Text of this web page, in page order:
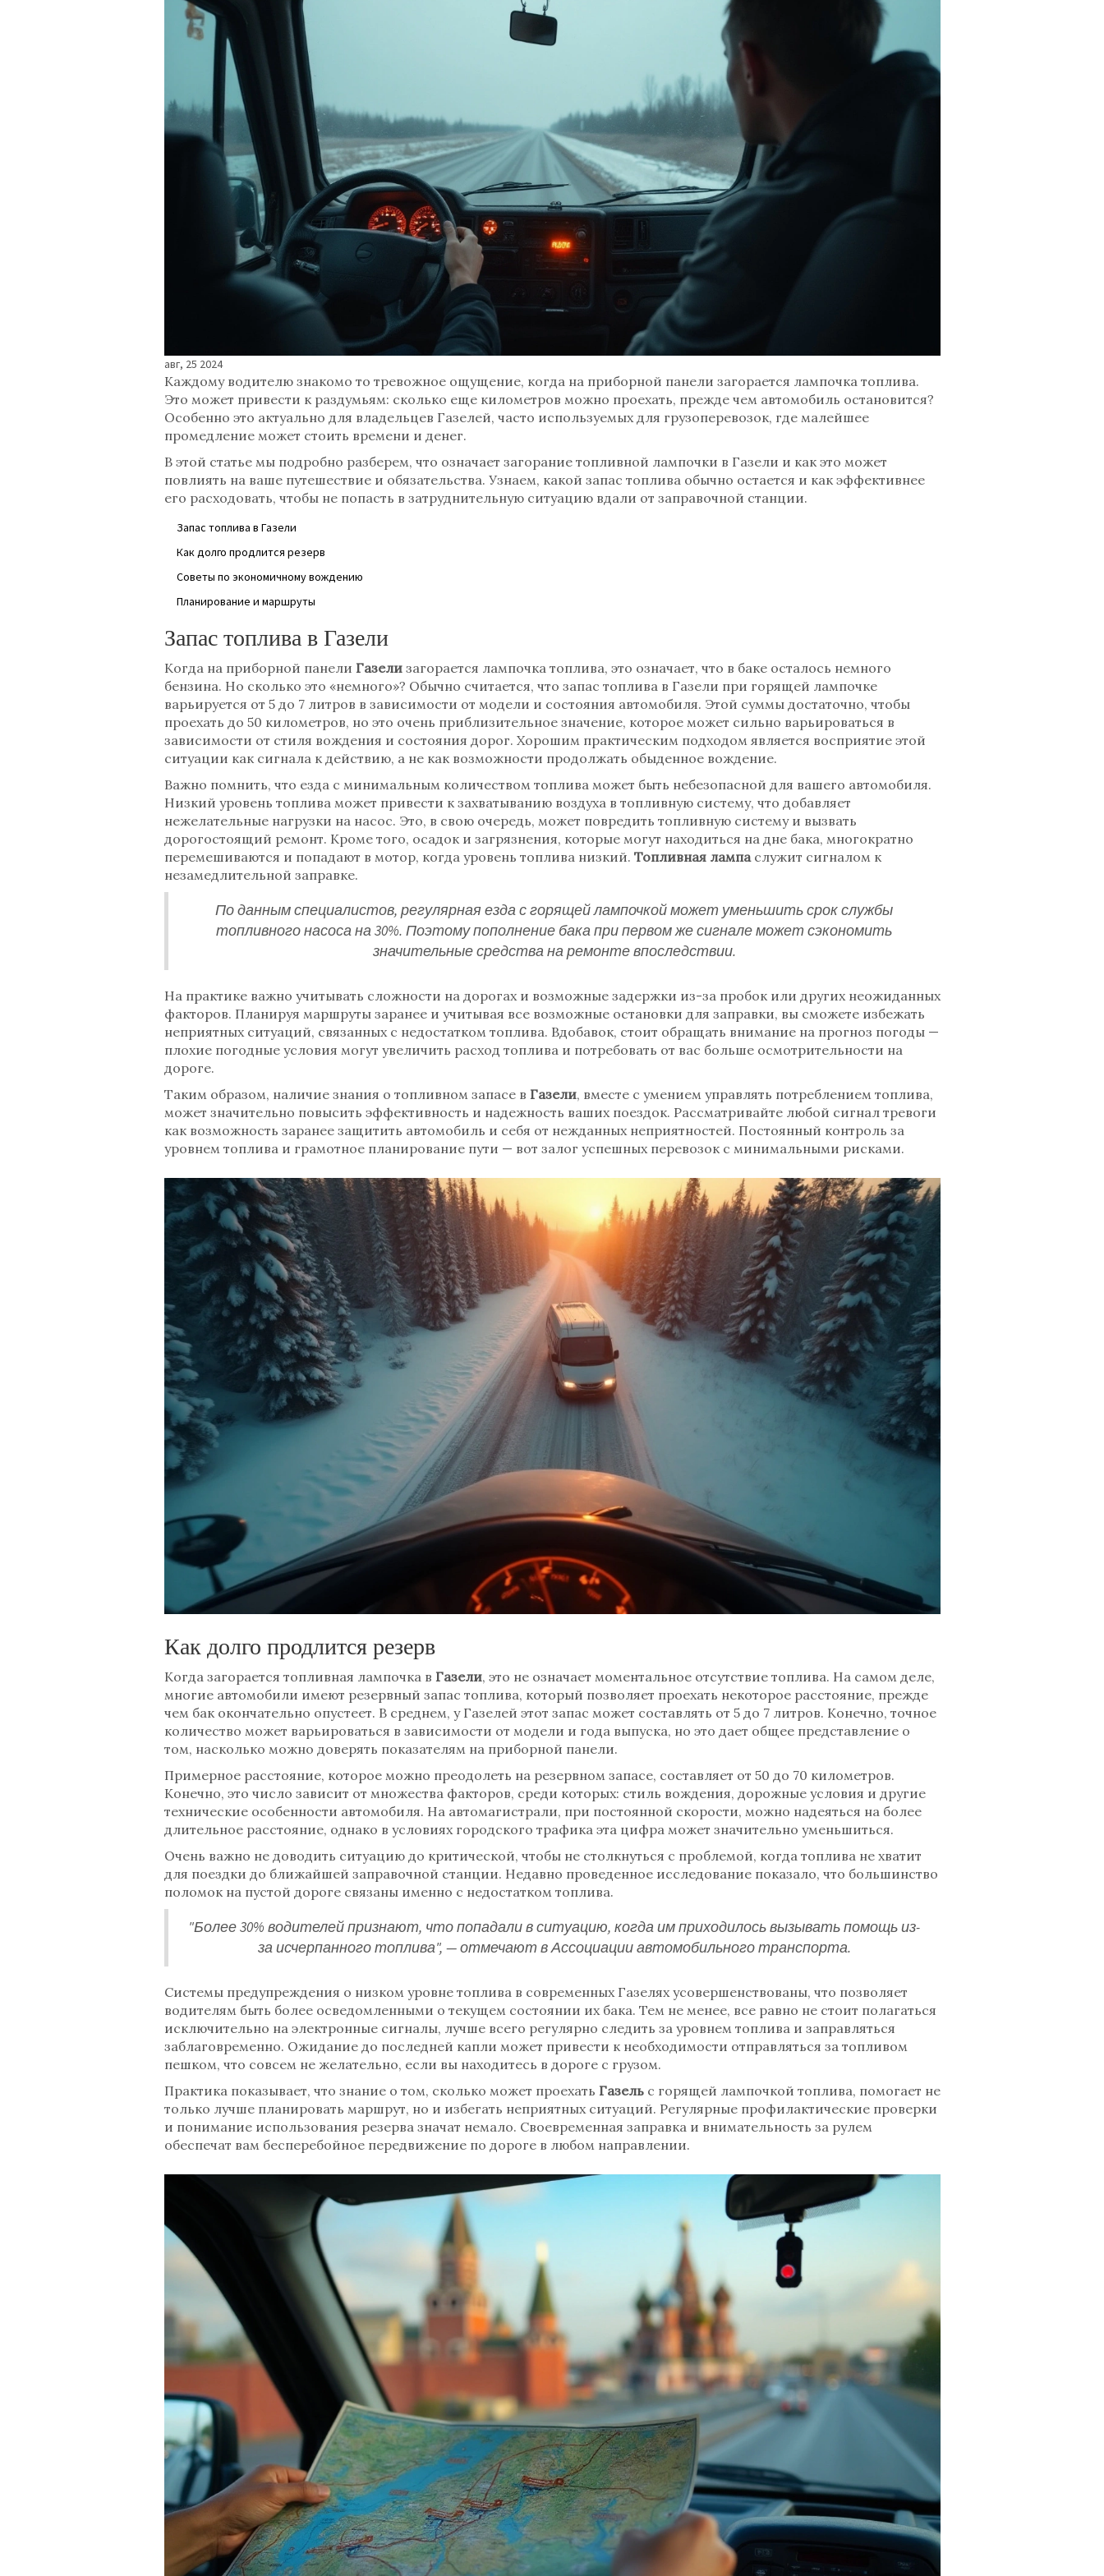
авг, 25 2024
Каждому водителю знакомо то тревожное ощущение, когда на приборной панели загорается лампочка топлива.
Это может привести к раздумьям: сколько еще километров можно проехать, прежде чем автомобиль остановится?
Особенно это актуально для владельцев Газелей, часто используемых для грузоперевозок, где малейшее
промедление может стоить времени и денег.
В этой статье мы подробно разберем, что означает загорание топливной лампочки в Газели и как это может
повлиять на ваше путешествие и обязательства. Узнаем, какой запас топлива обычно остается и как эффективнее
его расходовать, чтобы не попасть в затруднительную ситуацию вдали от заправочной станции.
Запас топлива в Газели
Как долго продлится резерв
Советы по экономичному вождению
Планирование и маршруты
Запас топлива в Газели
Когда на приборной панели Газелизагорается лампочка топлива, это означает, что в баке осталось немного
бензина. Но сколько это «немного»? Обычно считается, что запас топлива в Газели при горящей лампочке
варьируется от 5 до 7 литров в зависимости от модели и состояния автомобиля. Этой суммы достаточно, чтобы
проехать до 50 километров, но это очень приблизительное значение, которое может сильно варьироваться в
зависимости от стиля вождения и состояния дорог. Хорошим практическим подходом является восприятие этой
ситуации как сигнала к действию, а не как возможности продолжать обыденное вождение.
Важно помнить, что езда с минимальным количеством топлива может быть небезопасной для вашего автомобиля.
Низкий уровень топлива может привести к захватыванию воздуха в топливную систему, что добавляет
нежелательные нагрузки на насос. Это, в свою очередь, может повредить топливную систему и вызвать
дорогостоящий ремонт. Кроме того, осадок и загрязнения, которые могут находиться на дне бака, многократно
перемешиваются и попадают в мотор, когда уровень топлива низкий. Топливная лампаслужит сигналом к
незамедлительной заправке.
По данным специалистов, регулярная езда с горящей лампочкой может уменьшить срок службы
топливного насоса на 30%. Поэтому пополнение бака при первом же сигнале может сэкономить
значительные средства на ремонте впоследствии.
На практике важно учитывать сложности на дорогах и возможные задержки из-за пробок или других неожиданных
факторов. Планируя маршруты заранее и учитывая все возможные остановки для заправки, вы сможете избежать
неприятных ситуаций, связанных с недостатком топлива. Вдобавок, стоит обращать внимание на прогноз погоды —
плохие погодные условия могут увеличить расход топлива и потребовать от вас больше осмотрительности на
дороге.
Таким образом, наличие знания о топливном запасе в Газели, вместе с умением управлять потреблением топлива,
может значительно повысить эффективность и надежность ваших поездок. Рассматривайте любой сигнал тревоги
как возможность заранее защитить автомобиль и себя от нежданных неприятностей. Постоянный контроль за
уровнем топлива и грамотное планирование пути — вот залог успешных перевозок с минимальными рисками.
Как долго продлится резерв
Когда загорается топливная лампочка в Газели, это не означает моментальное отсутствие топлива. На самом деле,
многие автомобили имеют резервный запас топлива, который позволяет проехать некоторое расстояние, прежде
чем бак окончательно опустеет. В среднем, у Газелей этот запас может составлять от 5 до 7 литров. Конечно, точное
количество может варьироваться в зависимости от модели и года выпуска, но это дает общее представление о
том, насколько можно доверять показателям на приборной панели.
Примерное расстояние, которое можно преодолеть на резервном запасе, составляет от 50 до 70 километров.
Конечно, это число зависит от множества факторов, среди которых: стиль вождения, дорожные условия и другие
технические особенности автомобиля. На автомагистрали, при постоянной скорости, можно надеяться на более
длительное расстояние, однако в условиях городского трафика эта цифра может значительно уменьшиться.
Очень важно не доводить ситуацию до критической, чтобы не столкнуться с проблемой, когда топлива не хватит
для поездки до ближайшей заправочной станции. Недавно проведенное исследование показало, что большинство
поломок на пустой дороге связаны именно с недостатком топлива.
"Более 30% водителей признают, что попадали в ситуацию, когда им приходилось вызывать помощь из-
за исчерпанного топлива", — отмечают в Ассоциации автомобильного транспорта.
Системы предупреждения о низком уровне топлива в современных Газелях усовершенствованы, что позволяет
водителям быть более осведомленными о текущем состоянии их бака. Тем не менее, все равно не стоит полагаться
исключительно на электронные сигналы, лучше всего регулярно следить за уровнем топлива и заправляться
заблаговременно. Ожидание до последней капли может привести к необходимости отправляться за топливом
пешком, что совсем не желательно, если вы находитесь в дороге с грузом.
Практика показывает, что знание о том, сколько может проехать Газельс горящей лампочкой топлива, помогает не
только лучше планировать маршрут, но и избегать неприятных ситуаций. Регулярные профилактические проверки
и понимание использования резерва значат немало. Своевременная заправка и внимательность за рулем
обеспечат вам бесперебойное передвижение по дороге в любом направлении.